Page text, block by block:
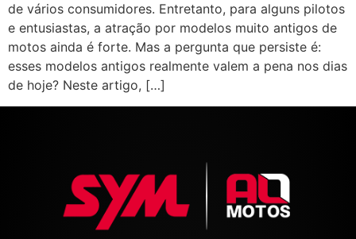
de vários consumidores. Entretanto, para alguns pilotos
e entusiastas, a atração por modelos muito antigos de
motos ainda é forte. Mas a pergunta que persiste é:
esses modelos antigos realmente valem a pena nos dias
de hoje? Neste artigo, […]